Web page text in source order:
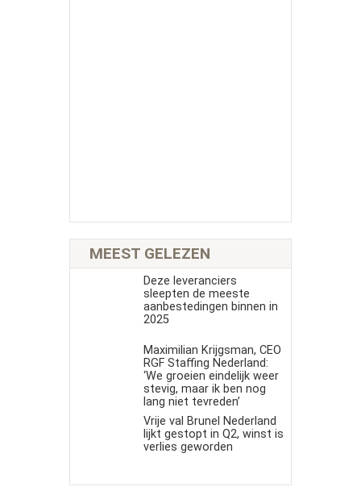
MEEST GELEZEN
Deze leveranciers
sleepten de meeste
aanbestedingen binnen in
2025
Maximilian Krijgsman, CEO
RGF Staffing Nederland:
‘We groeien eindelijk weer
stevig, maar ik ben nog
lang niet tevreden’
Vrije val Brunel Nederland
lijkt gestopt in Q2, winst is
verlies geworden